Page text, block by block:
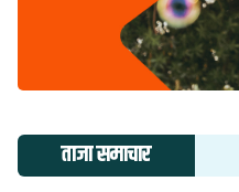
ताजा समाचार